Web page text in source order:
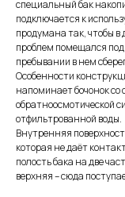
специальный бак
подключается к
продумана так, чтобы в
проблем помещался
пребывании в нем
Особенности
напоминает бочонок
обратноосмотической
отфильтрованной воды.
Внутренняя
которая не даёт
полость бака на две
верхняя – сюда